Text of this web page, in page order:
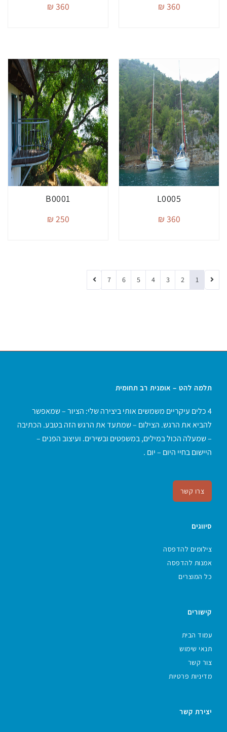
360 ₪
360 ₪
L0005
360 ₪
B0001
250 ₪
1
2
3
4
5
6
7
תלמה להט – אומנית רב תחומית
4 כלים עיקריים משמשים אותי ביצירה שלי: הציור – שמאפשר
להביא את הרגש. הצילום – שמתעד את הרגש הזה בטבע. הכתיבה
– שמעלה הכול במילים, במשפטים ובשירים. ועיצוב הפנים –
היישום בחיי היום – יום .
צרו קשר
סיווגים
צילומים להדפסה
אמנות להדפסה
כל המוצרים
קישורים
עמוד הבית
תנאי שימוש
צור קשר
מדיניות פרטיות
יצירת קשר